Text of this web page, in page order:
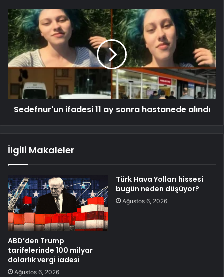
Sedefnur'un ifadesi 11 ay sonra hastanede alındı
İlgili Makaleler
ABD’den Trump
tarifelerinde 100 milyar
dolarlık vergi iadesi
Ağustos 6, 2026
Türk Hava Yolları hissesi
bugün neden düşüyor?
Ağustos 6, 2026